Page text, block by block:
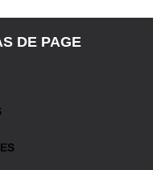
DE PAGE